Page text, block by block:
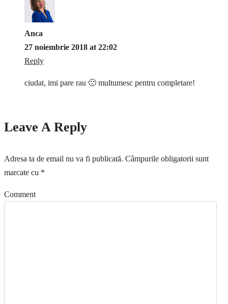
Anca
27 noiembrie 2018 at 22:02
Reply
ciudat, imi pare rau 🙁 multumesc pentru completare!
Leave A Reply
Adresa ta de email nu va fi publicată. Câmpurile obligatorii sunt
marcate cu *
Comment